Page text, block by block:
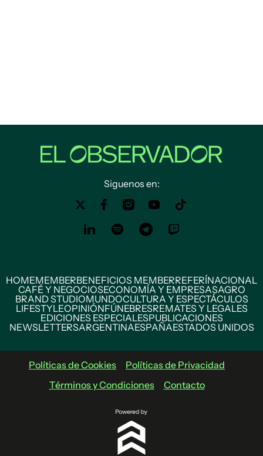
Siguenos en:
HOMEMEMBERBENEFICIOS MEMBERREFERÍNACIONAL
CAFÉ Y NEGOCIOSECONOMÍA Y EMPRESASAGRO
BRAND STUDIOMUNDOCULTURA Y ESPECTÁCULOS
LIFESTYLEOPINIÓNFÚNEBRESREMATES Y LEGALES
EDICIONES ESPECIALESPUBLICACIONES
NEWSLETTERSARGENTINAESPAÑAESTADOS UNIDOS
Políticas de Cookies
Políticas de Privacidad
Términos y Condiciones
Contacto